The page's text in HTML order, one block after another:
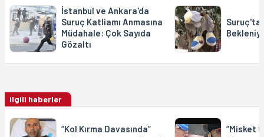
İstanbul ve Ankara'da
Suruç Katliamı Anmasına
Müdahale: Çok Sayıda
Gözaltı
Suruç'ta
ilgili haberler
“Kol Kırma Davasında”
“Misket